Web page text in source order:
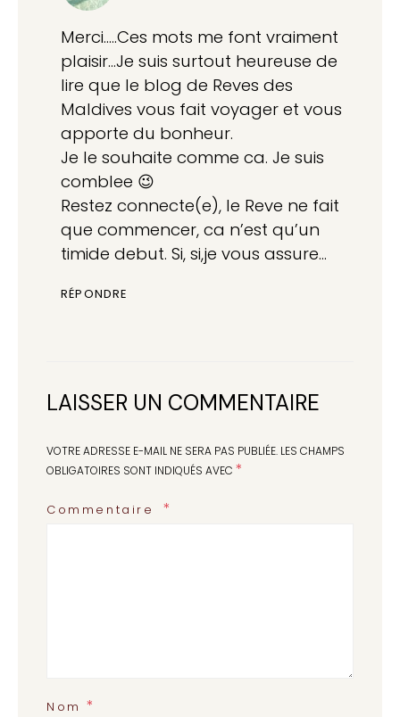
Merci…..Ces mots me font vraiment
plaisir…Je suis surtout heureuse de
lire que le blog de Reves des
Maldives vous fait voyager et vous
apporte du bonheur.
Je le souhaite comme ca. Je suis
comblee 😉
Restez connecte(e), le Reve ne fait
que commencer, ca n’est qu’un
timide debut. Si, si,je vous assure…
RÉPONDRE
LAISSER UN COMMENTAIRE
VOTRE ADRESSE E-MAIL NE SERA PAS PUBLIÉE. LES CHAMPS
OBLIGATOIRES SONT INDIQUÉS AVEC *
Commentaire
Nom*